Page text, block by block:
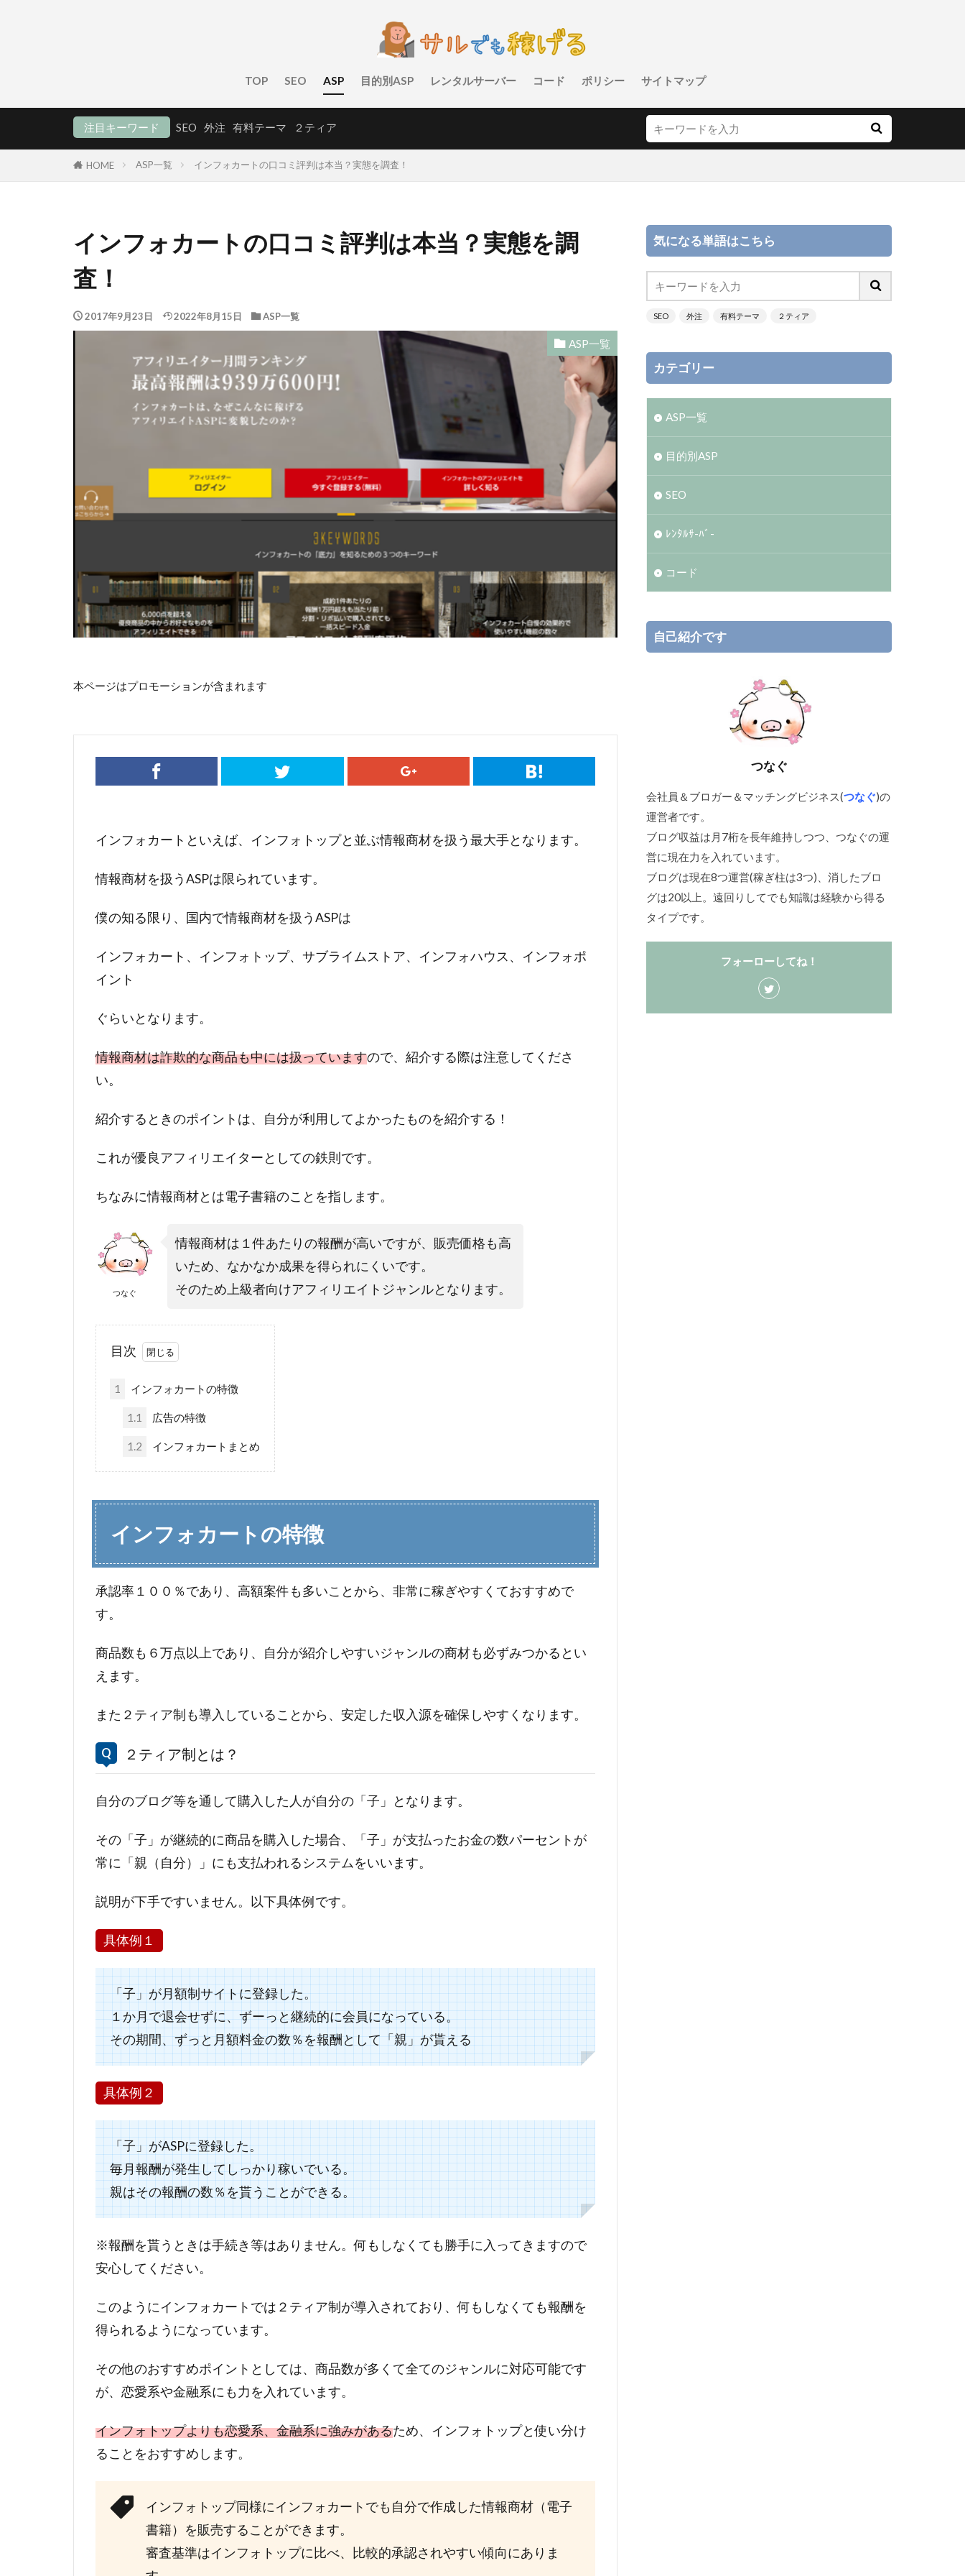
TOP SEO ASP 目的別ASP レンタルサーバー コード ポリシー サイトマップ
注目キーワード SEO 外注 有料テーマ ２ティア
HOME ASP一覧 インフォカートの口コミ評判は本当？実態を調査！
インフォカートの口コミ評判は本当？実態を調
査！
2017年9月23日 2022年8月15日 ASP一覧
ASP一覧
本ページはプロモーションが含まれます
インフォカートといえば、インフォトップと並ぶ情報商材を扱う最大手となります。
情報商材を扱うASPは限られています。
僕の知る限り、国内で情報商材を扱うASPは
インフォカート、インフォトップ、サブライムストア、インフォハウス、インフォポ
イント
ぐらいとなります。
情報商材は詐欺的な商品も中には扱っていますので、紹介する際は注意してくださ
い。
紹介するときのポイントは、自分が利用してよかったものを紹介する！
これが優良アフィリエイターとしての鉄則です。
ちなみに情報商材とは電子書籍のことを指します。
つなぐ
情報商材は１件あたりの報酬が高いですが、販売価格も高
いため、なかなか成果を得られにくいです。
そのため上級者向けアフィリエイトジャンルとなります。
目次
1 インフォカートの特徴
1.1 広告の特徴
1.2 インフォカートまとめ
インフォカートの特徴
承認率１００％であり、高額案件も多いことから、非常に稼ぎやすくておすすめで
す。
商品数も６万点以上であり、自分が紹介しやすいジャンルの商材も必ずみつかるとい
えます。
また２ティア制も導入していることから、安定した収入源を確保しやすくなります。
２ティア制とは？
自分のブログ等を通して購入した人が自分の「子」となります。
その「子」が継続的に商品を購入した場合、「子」が支払ったお金の数パーセントが
常に「親（自分）」にも支払われるシステムをいいます。
説明が下手ですいません。以下具体例です。
具体例１
「子」が月額制サイトに登録した。
１か月で退会せずに、ずーっと継続的に会員になっている。
その期間、ずっと月額料金の数％を報酬として「親」が貰える
具体例２
「子」がASPに登録した。
毎月報酬が発生してしっかり稼いでいる。
親はその報酬の数％を貰うことができる。
※報酬を貰うときは手続き等はありません。何もしなくても勝手に入ってきますので
安心してください。
このようにインフォカートでは２ティア制が導入されており、何もしなくても報酬を
得られるようになっています。
その他のおすすめポイントとしては、商品数が多くて全てのジャンルに対応可能です
が、恋愛系や金融系にも力を入れています。
インフォトップよりも恋愛系、金融系に強みがあるため、インフォトップと使い分け
ることをおすすめします。
インフォトップ同様にインフォカートでも自分で作成した情報商材（電子
書籍）を販売することができます。
審査基準はインフォトップに比べ、比較的承認されやすい傾向にありま
気になる単語はこちら
SEO 外注 有料テーマ ２ティア
カテゴリー
ASP一覧
目的別ASP
SEO
ﾚﾝﾀﾙｻ-ﾊﾞ-
コード
自己紹介です
つなぐ
会社員＆ブロガー＆マッチングビジネス(つなぐ)の
運営者です。
ブログ収益は月7桁を長年維持しつつ、つなぐの運
営に現在力を入れています。
ブログは現在8つ運営(稼ぎ柱は3つ)、消したブロ
グは20以上。遠回りしてでも知識は経験から得る
タイプです。
フォーローしてね！